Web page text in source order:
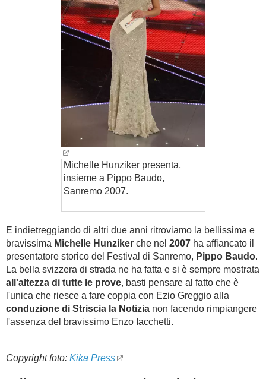
Michelle Hunziker presenta,
insieme a Pippo Baudo,
Sanremo 2007.
E indietreggiando di altri due anni ritroviamo la bellissima e
bravissima Michelle Hunziker che nel 2007 ha affiancato il
presentatore storico del Festival di Sanremo, Pippo Baudo.
La bella svizzera di strada ne ha fatta e si è sempre mostrata
all'altezza di tutte le prove, basti pensare al fatto che è
l'unica che riesce a fare coppia con Ezio Greggio alla
conduzione di Striscia la Notizia non facendo rimpiangere
l'assenza del bravissimo Enzo Iacchetti.
Copyright foto: Kika Press